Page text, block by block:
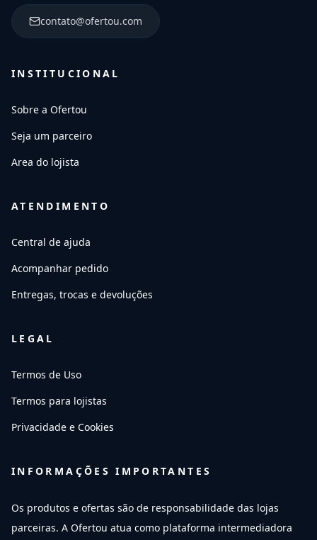
contato@ofertou.com
INSTITUCIONAL
Sobre a Ofertou
Seja um parceiro
Area do lojista
ATENDIMENTO
Central de ajuda
Acompanhar pedido
Entregas, trocas e devoluções
LEGAL
Termos de Uso
Termos para lojistas
Privacidade e Cookies
INFORMAÇÕES IMPORTANTES
Os produtos e ofertas são de responsabilidade das lojas
parceiras. A Ofertou atua como plataforma intermediadora